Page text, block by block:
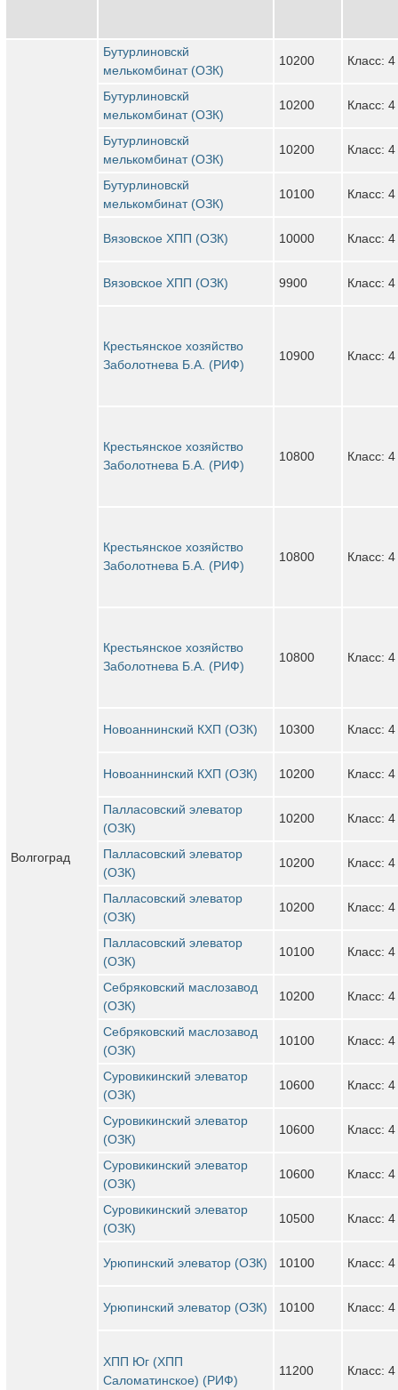
Волгоград
Бутурлиновскй
мелькомбинат (ОЗК)
10200 Класс: 4
Бутурлиновскй
мелькомбинат (ОЗК)
10200 Класс: 4
Бутурлиновскй
мелькомбинат (ОЗК)
10200 Класс: 4
Бутурлиновскй
мелькомбинат (ОЗК)
10100 Класс: 4
Вязовское ХПП (ОЗК) 10000 Класс: 4
Вязовское ХПП (ОЗК) 9900 Класс: 4
Крестьянское хозяйство
Заболотнева Б.А. (РИФ)
10900 Класс: 4
Крестьянское хозяйство
Заболотнева Б.А. (РИФ)
10800 Класс: 4
Крестьянское хозяйство
Заболотнева Б.А. (РИФ)
10800 Класс: 4
Крестьянское хозяйство
Заболотнева Б.А. (РИФ)
10800 Класс: 4
Новоаннинский КХП (ОЗК) 10300 Класс: 4
Новоаннинский КХП (ОЗК) 10200 Класс: 4
Палласовский элеватор
(ОЗК)
10200 Класс: 4
Палласовский элеватор
(ОЗК)
10200 Класс: 4
Палласовский элеватор
(ОЗК)
10200 Класс: 4
Палласовский элеватор
(ОЗК)
10100 Класс: 4
Себряковский маслозавод
(ОЗК)
10200 Класс: 4
Себряковский маслозавод
(ОЗК)
10100 Класс: 4
Суровикинский элеватор
(ОЗК)
10600 Класс: 4
Суровикинский элеватор
(ОЗК)
10600 Класс: 4
Суровикинский элеватор
(ОЗК)
10600 Класс: 4
Суровикинский элеватор
(ОЗК)
10500 Класс: 4
Урюпинский элеватор (ОЗК) 10100 Класс: 4
Урюпинский элеватор (ОЗК) 10100 Класс: 4
ХПП Юг (ХПП
Саломатинское) (РИФ)
11200 Класс: 4